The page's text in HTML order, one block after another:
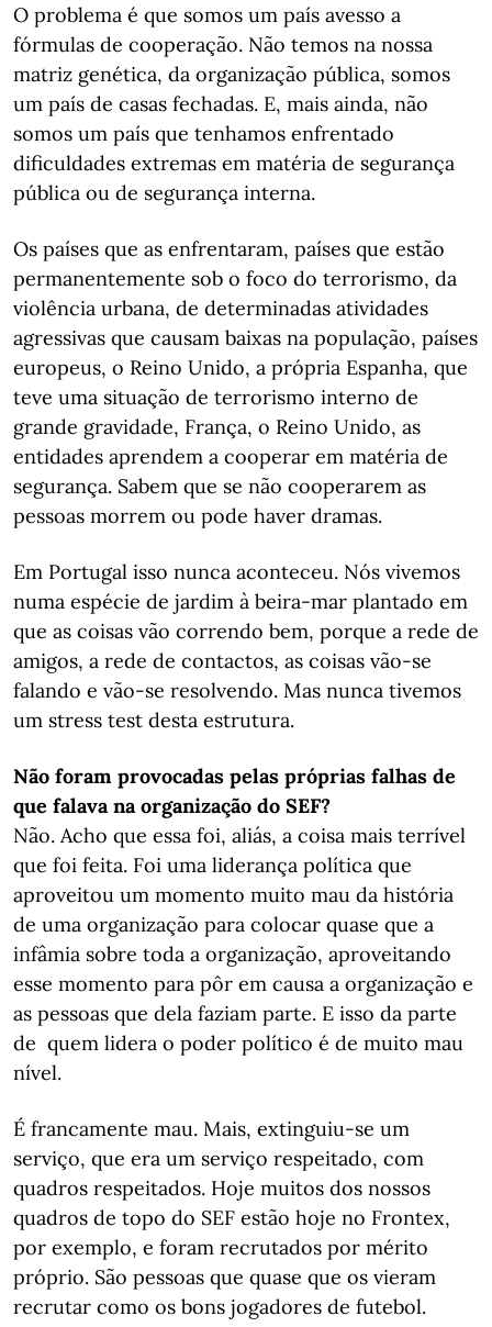
O problema é que somos um país avesso a
fórmulas de cooperação. Não temos na nossa
matriz genética, da organização pública, somos
um país de casas fechadas. E, mais ainda, não
somos um país que tenhamos enfrentado
dificuldades extremas em matéria de segurança
pública ou de segurança interna.
Os países que as enfrentaram, países que estão
permanentemente sob o foco do terrorismo, da
violência urbana, de determinadas atividades
agressivas que causam baixas na população, países
europeus, o Reino Unido, a própria Espanha, que
teve uma situação de terrorismo interno de
grande gravidade, França, o Reino Unido, as
entidades aprendem a cooperar em matéria de
segurança. Sabem que se não cooperarem as
pessoas morrem ou pode haver dramas.
Em Portugal isso nunca aconteceu. Nós vivemos
numa espécie de jardim à beira-mar plantado em
que as coisas vão correndo bem, porque a rede de
amigos, a rede de contactos, as coisas vão-se
falando e vão-se resolvendo. Mas nunca tivemos
um stress test desta estrutura.
Não foram provocadas pelas próprias falhas de
que falava na organização do SEF?
Não. Acho que essa foi, aliás, a coisa mais terrível
que foi feita. Foi uma liderança política que
aproveitou um momento muito mau da história
de uma organização para colocar quase que a
infâmia sobre toda a organização, aproveitando
esse momento para pôr em causa a organização e
as pessoas que dela faziam parte. E isso da parte
de quem lidera o poder político é de muito mau
nível.
É francamente mau. Mais, extinguiu-se um
serviço, que era um serviço respeitado, com
quadros respeitados. Hoje muitos dos nossos
quadros de topo do SEF estão hoje no Frontex,
por exemplo, e foram recrutados por mérito
próprio. São pessoas que quase que os vieram
recrutar como os bons jogadores de futebol.